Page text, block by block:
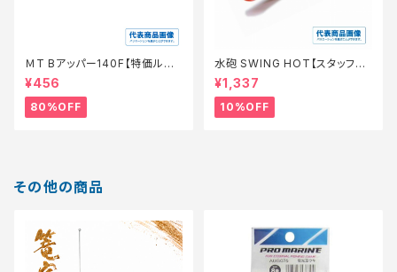
ＭT Bアッパー140F【特価ルア
ー】【80】
¥456
80%OFF
水砲 SWING HOT【スタッフ永
徳夏のチニングオススメルアー】
¥1,337
10%OFF
その他の商品